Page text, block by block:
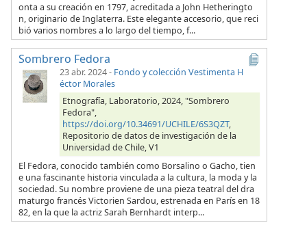
onta a su creación en 1797, acreditada a John Hetheringto
n, originario de Inglaterra. Este elegante accesorio, que reci
bió varios nombres a lo largo del tiempo, f...
Sombrero Fedora
23 abr. 2024- Fondo y colección Vestimenta H
éctor Morales
Etnografía, Laboratorio, 2024, "Sombrero
Fedora",
https://doi.org/10.34691/UCHILE/6S3QZT,
Repositorio de datos de investigación de la
Universidad de Chile, V1
El Fedora, conocido también como Borsalino o Gacho, tien
e una fascinante historia vinculada a la cultura, la moda y la
sociedad. Su nombre proviene de una pieza teatral del dra
maturgo francés Victorien Sardou, estrenada en París en 18
82, en la que la actriz Sarah Bernhardt interp...